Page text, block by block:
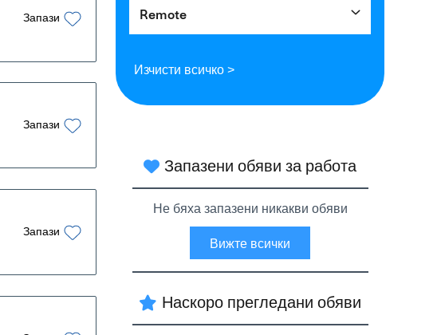
Запази
Запази
Запази
Remote
Изчисти всичко >
Запазени обяви за работа
Не бяха запазени никакви обяви
Вижте всички
Наскоро прегледани обяви